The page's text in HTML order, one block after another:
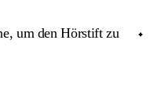
um den Hörstift zu